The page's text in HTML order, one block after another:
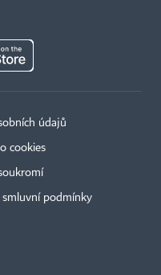
údajů
cookies
smluvní podmínky